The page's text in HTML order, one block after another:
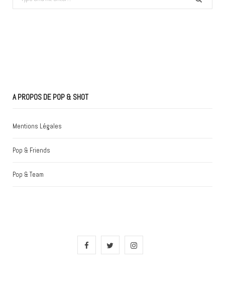
for:
A PROPOS DE POP & SHOT
Mentions Légales
Pop & Friends
Pop & Team
F
I